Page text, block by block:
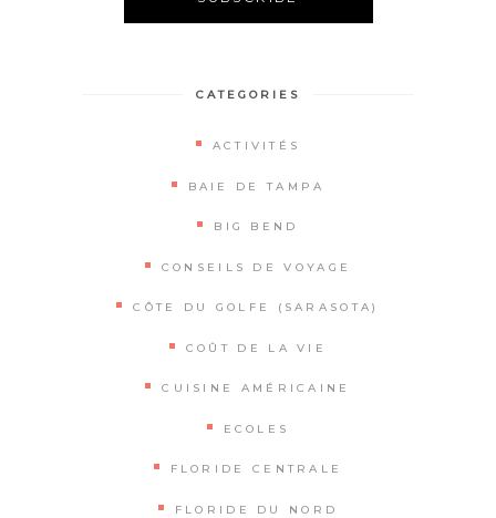
CATEGORIES
ACTIVITÉS
BAIE DE TAMPA
BIG BEND
CONSEILS DE VOYAGE
CÔTE DU GOLFE (SARASOTA)
COÛT DE LA VIE
CUISINE AMÉRICAINE
ECOLES
FLORIDE CENTRALE
FLORIDE DU NORD